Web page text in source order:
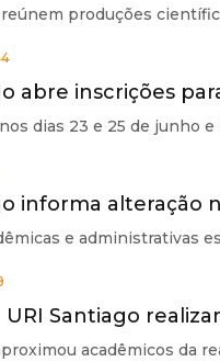
produções
abre inscrições
dias 23 e 25 de junho
informa alteração
e administrativas
URI Santiago
acadêmicos da